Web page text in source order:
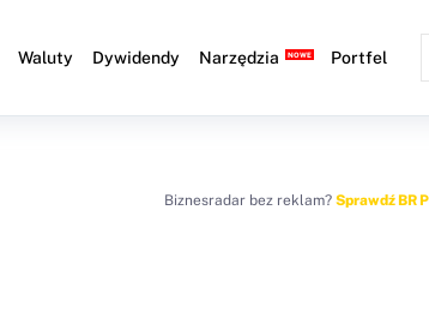
Waluty Dywidendy Narzędzia Portfel
Biznesradar bez reklam? Sprawdź BR